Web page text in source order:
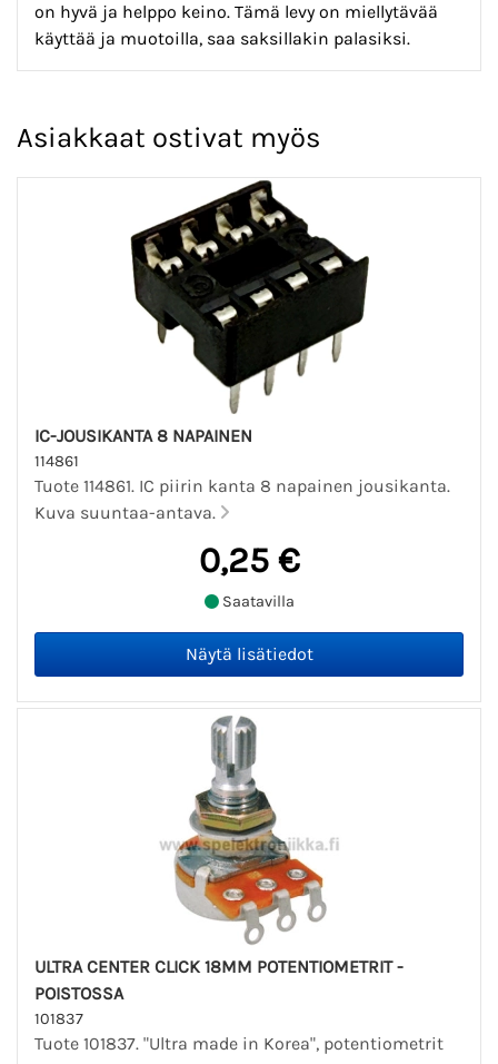
on hyvä ja helppo keino. Tämä levy on miellytävää
käyttää ja muotoilla, saa saksillakin palasiksi.
Asiakkaat ostivat myös
IC-JOUSIKANTA 8 NAPAINEN
114861
Tuote 114861. IC piirin kanta 8 napainen jousikanta.
Kuva suuntaa-antava.
0,25 €
Saatavilla
ULTRA CENTER CLICK 18MM POTENTIOMETRIT -
POISTOSSA
101837
Tuote 101837. "Ultra made in Korea", potentiometrit